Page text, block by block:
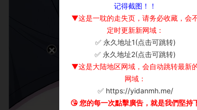
记得截图！！
▼这是一耽的走失页，请务必收藏，会
定时更新新网域：
✅ 永久地址1(点击可跳转)
✅ 永久地址2(点击可跳转)
▼这是大陆地区网域，会自动跳转最新
网域：
✅ https://yidanmh.me/
😘 您的每一次點擊廣告，就是我們堅持
×